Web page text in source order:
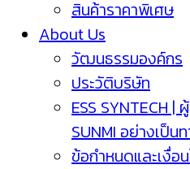
สินค้าราคาพิเศษ
About Us
วัฒนธรรมองค์กร
ประวัติบริษัท
ESS SYNTECH |
SUNMI อย่างเป็น
ข้อกำหนดและเงื่อ